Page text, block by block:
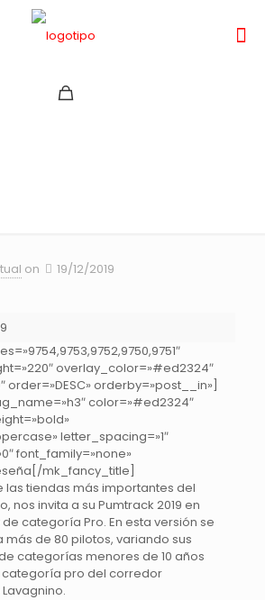
on 19/12/2019
overlay_color=»#ed2324″
order=»DESC» orderby=»post__in»]
color=»#ed2324″
letter_spacing=»1″
font_family=»none»
mk_fancy_title]
las tiendas más importantes del
nos invita a su Pumtrack 2019 en
categoría Pro. En esta versión se
de 80 pilotos, variando sus
categorías menores de 10 años
categoría pro del corredor